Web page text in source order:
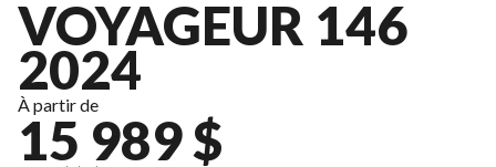
VOYAGEUR 146
2024
À partir de
15 989 $